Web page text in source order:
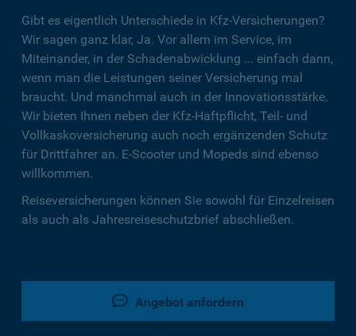
Gibt es eigentlich Unterschiede in Kfz-Versicherungen?
Wir sagen ganz klar, Ja. Vor allem im Service, im
Miteinander, in der Schadenabwicklung ... einfach dann,
wenn man die Leistungen seiner Versicherung mal
braucht. Und manchmal auch in der Innovationsstärke.
Wir bieten Ihnen neben der Kfz-Haftpflicht, Teil- und
Vollkaskoversicherung auch noch ergänzenden Schutz
für Drittfahrer an. E-Scooter und Mopeds sind ebenso
willkommen.
Reiseversicherungen können Sie sowohl für Einzelreisen
als auch als Jahresreiseschutzbrief abschließen.
Angebot anfordern